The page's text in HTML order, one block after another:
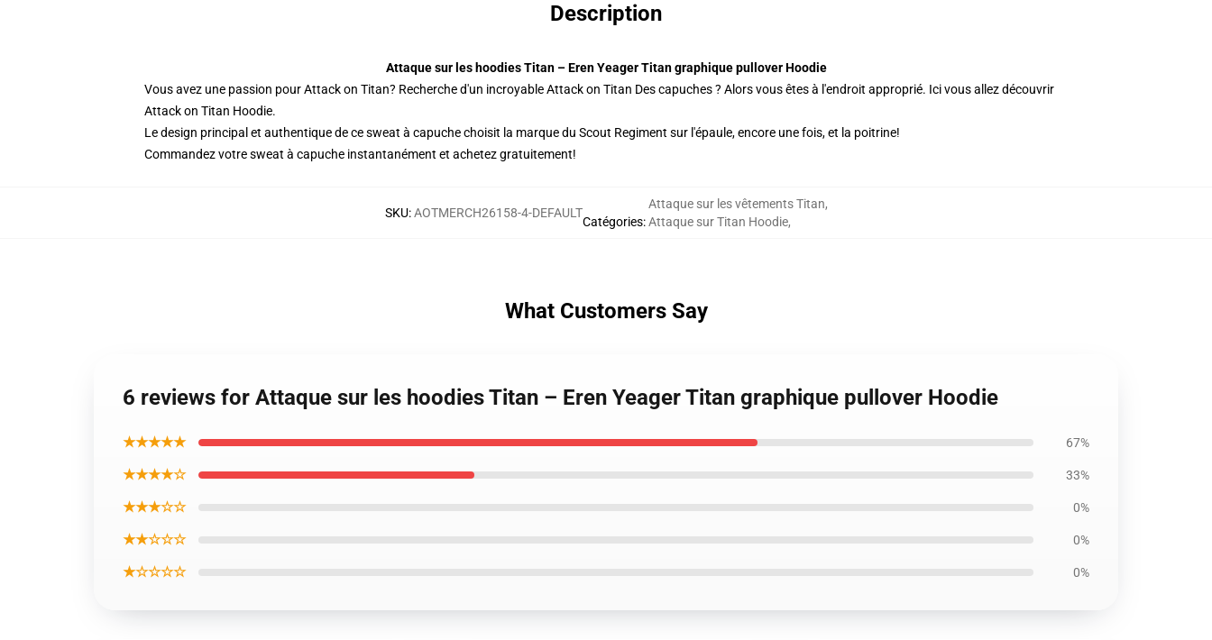
Description
Attaque sur les hoodies Titan – Eren Yeager Titan graphique pullover Hoodie
Vous avez une passion pour Attack on Titan? Recherche d'un incroyable Attack on Titan Des capuches ? Alors vous êtes à l'endroit approprié. Ici vous allez découvrir
Attack on Titan Hoodie.
Le design principal et authentique de ce sweat à capuche choisit la marque du Scout Regiment sur l'épaule, encore une fois, et la poitrine!
Commandez votre sweat à capuche instantanément et achetez gratuitement!
SKU:AOTMERCH26158-4-DEFAULT
Catégories:
Attaque sur les vêtements Titan,
Attaque sur Titan Hoodie,
What Customers Say
6 reviews for Attaque sur les hoodies Titan – Eren Yeager Titan graphique pullover Hoodie
★★★★★ 67%
★★★★☆ 33%
★★★☆☆ 0%
★★☆☆☆ 0%
★☆☆☆☆ 0%